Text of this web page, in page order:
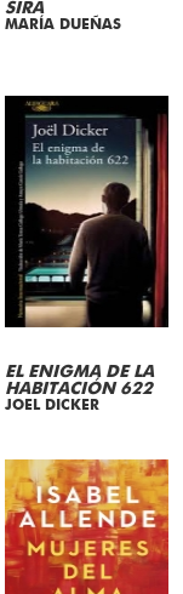
SIRA
MARÍA DUEÑAS
EL ENIGMA DE LA
HABITACIÓN 622
JOEL DICKER